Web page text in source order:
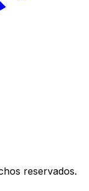
reservados.